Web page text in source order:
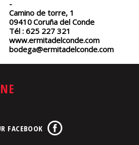
Camino de torre, 1
09410Coruña del Conde
Tél : 625 227 321
www.ermitadelconde.com
bodega@ermitadelconde.com
FACEBOOK